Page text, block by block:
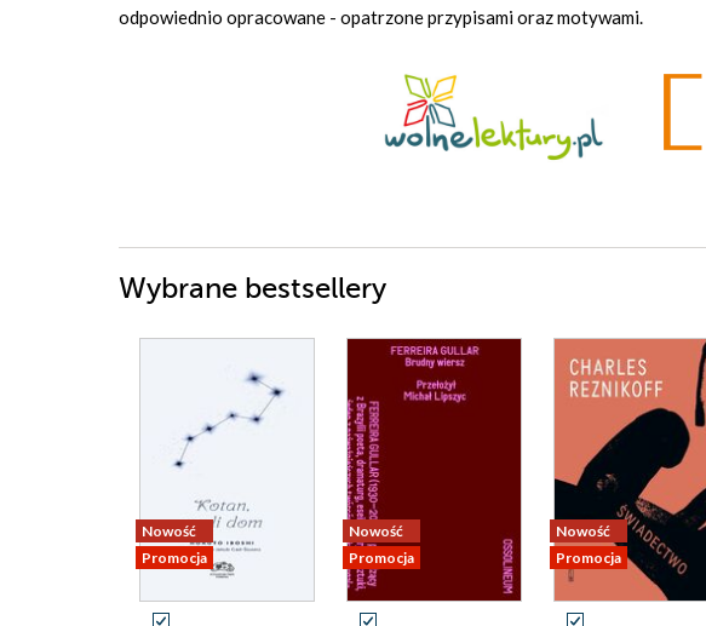
odpowiednio opracowane - opatrzone przypisami oraz motywami.
Wybrane bestsellery
Nowość
Promocja
Nowość
Promocja
Nowość
Promocja